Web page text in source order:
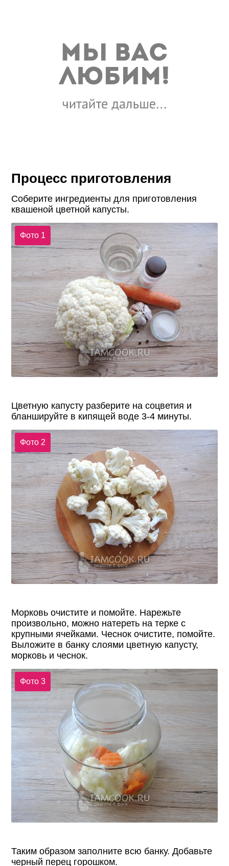
Процесс приготовления
Соберите ингредиенты для приготовления
квашеной цветной капусты.
Фото 1
Цветную капусту разберите на соцветия и
бланшируйте в кипящей воде 3-4 минуты.
Фото 2
Морковь очистите и помойте. Нарежьте
произвольно, можно натереть на терке с
крупными ячейками. Чеснок очистите, помойте.
Выложите в банку слоями цветную капусту,
морковь и чеснок.
Фото 3
Таким образом заполните всю банку. Добавьте
черный перец горошком.